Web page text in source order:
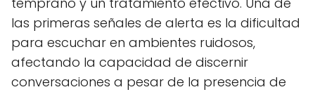
las primeras señales de alerta es la dificultad
para escuchar en ambientes ruidosos,
afectando la capacidad de discernir
conversaciones a pesar de la presencia de